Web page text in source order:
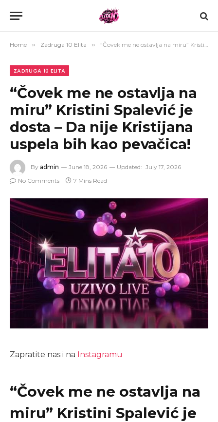
Home » Zadruga 10 Elita » “Čovek me ne ostavlja na miru” Kristini Spalević je dosta – Da nije Kristijana uspela bih kao pevačica!
ZADRUGA 10 ELITA
“Čovek me ne ostavlja na
miru” Kristini Spalević je
dosta – Da nije Kristijana
uspela bih kao pevačica!
By admin June 18, 2026 Updated: July 17, 2026
No Comments
7 Mins Read
Zapratite nas i na Instagramu
“Čovek me ne ostavlja na
miru” Kristini Spalević je